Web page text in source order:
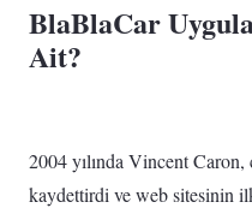
BlaBlaCar
Ait?
2004 yılında Vincent Caron,
kaydettirdi ve web sitesinin